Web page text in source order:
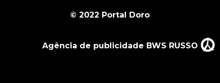
© 2022 Portal Doro
Agência de publicidade BWS RUSSO